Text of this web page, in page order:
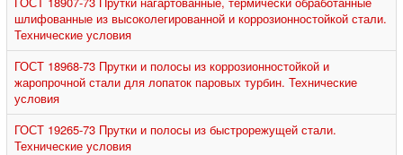
шлифованные из высоколегированной и коррозионностойкой стали.
Технические условия
ГОСТ 18968-73 Прутки и полосы из коррозионностойкой и
жаропрочной стали для лопаток паровых турбин. Технические
условия
ГОСТ 19265-73 Прутки и полосы из быстрорежущей стали.
Технические условия